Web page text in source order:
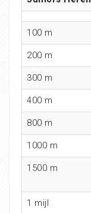
100 m
200 m
300 m
400 m
800 m
1000 m
1500 m
1 mijl